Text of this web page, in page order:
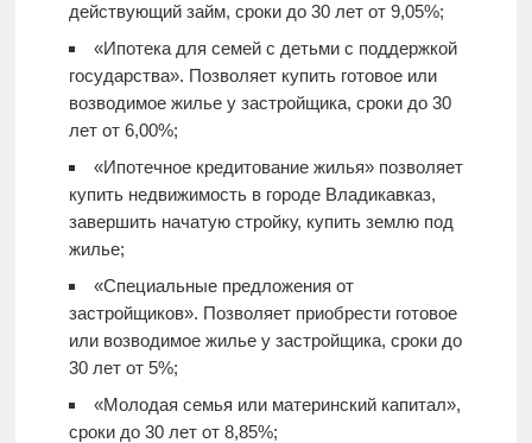
действующий займ, сроки до 30 лет от 9,05%;
«Ипотека для семей с детьми с поддержкой
государства». Позволяет купить готовое или
возводимое жилье у застройщика, сроки до 30
лет от 6,00%;
«Ипотечное кредитование жилья» позволяет
купить недвижимость в городе Владикавказ,
завершить начатую стройку, купить землю под
жилье;
«Специальные предложения от
застройщиков». Позволяет приобрести готовое
или возводимое жилье у застройщика, сроки до
30 лет от 5%;
«Молодая семья или материнский капитал»,
сроки до 30 лет от 8,85%;